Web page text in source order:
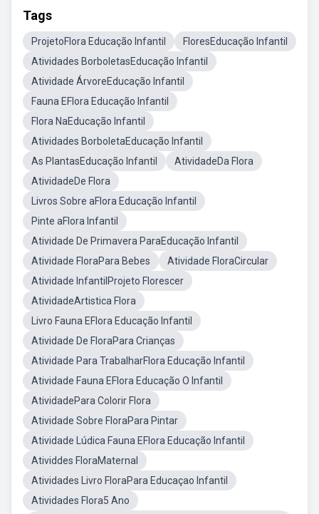
Tags
ProjetoFlora Educação Infantil
FloresEducação Infantil
Atividades BorboletasEducação Infantil
Atividade ÁrvoreEducação Infantil
Fauna EFlora Educação Infantil
Flora NaEducação Infantil
Atividades BorboletaEducação Infantil
As PlantasEducação Infantil
AtividadeDa Flora
AtividadeDe Flora
Livros Sobre aFlora Educação Infantil
Pinte aFlora Infantil
Atividade De Primavera ParaEducação Infantil
Atividade FloraPara Bebes
Atividade FloraCircular
Atividade InfantilProjeto Florescer
AtividadeArtistica Flora
Livro Fauna EFlora Educação Infantil
Atividade De FloraPara Crianças
Atividade Para TrabalharFlora Educação Infantil
Atividade Fauna EFlora Educação O Infantil
AtividadePara Colorir Flora
Atividade Sobre FloraPara Pintar
Atividade Lúdica Fauna EFlora Educação Infantil
Atividdes FloraMaternal
Atividades Livro FloraPara Educaçao Infantil
Atividades Flora5 Ano